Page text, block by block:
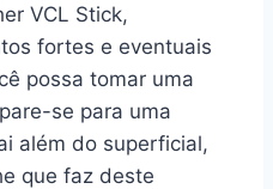
VCL Stick,
fortes e eventuais
possa tomar uma
se para uma
além do superficial,
que faz deste